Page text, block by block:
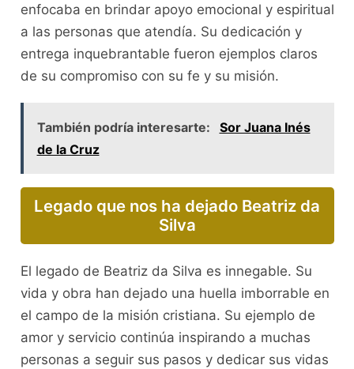
enfocaba en brindar apoyo emocional y espiritual
a las personas que atendía. Su dedicación y
entrega inquebrantable fueron ejemplos claros
de su compromiso con su fe y su misión.
También podría interesarte:
Sor Juana Inés
de la Cruz
Legado que nos ha dejado Beatriz da
Silva
El legado de Beatriz da Silva es innegable. Su
vida y obra han dejado una huella imborrable en
el campo de la misión cristiana. Su ejemplo de
amor y servicio continúa inspirando a muchas
personas a seguir sus pasos y dedicar sus vidas